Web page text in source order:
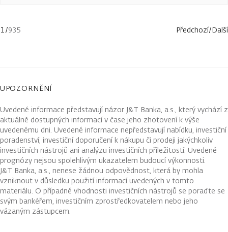
1/935 Předchozí/Další
UPOZORNĚNÍ
Uvedené informace představují názor J&T Banka, a.s., který vychází z
aktuálně dostupných informací v čase jeho zhotovení k výše
uvedenému dni. Uvedené informace nepředstavují nabídku, investiční
poradenství, investiční doporučení k nákupu či prodeji jakýchkoliv
investičních nástrojů ani analýzu investičních příležitostí. Uvedené
prognózy nejsou spolehlivým ukazatelem budoucí výkonnosti.
J&T Banka, a.s., nenese žádnou odpovědnost, která by mohla
vzniknout v důsledku použití informací uvedených v tomto
materiálu. O případné vhodnosti investičních nástrojů se poraďte se
svým bankéřem, investičním zprostředkovatelem nebo jeho
vázaným zástupcem.